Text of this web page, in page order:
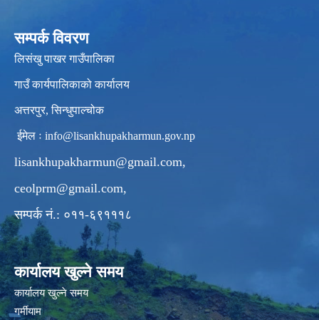
सम्पर्क विवरण
लिसंखु पाखर गाउँपालिका
गाउँ कार्यपालिकाको कार्यालय
अत्तरपुर, सिन्धुपाल्चोक
ईमेल ः info@lisankhupakharmun.gov.np
lisankhupakharmun@gmail.com,
ceolprm@gmail.com,
सम्पर्क नं.: ०११-६९१११८
कार्यालय खुल्ने समय
कार्यालय खुल्ने समय
गर्मीयाम